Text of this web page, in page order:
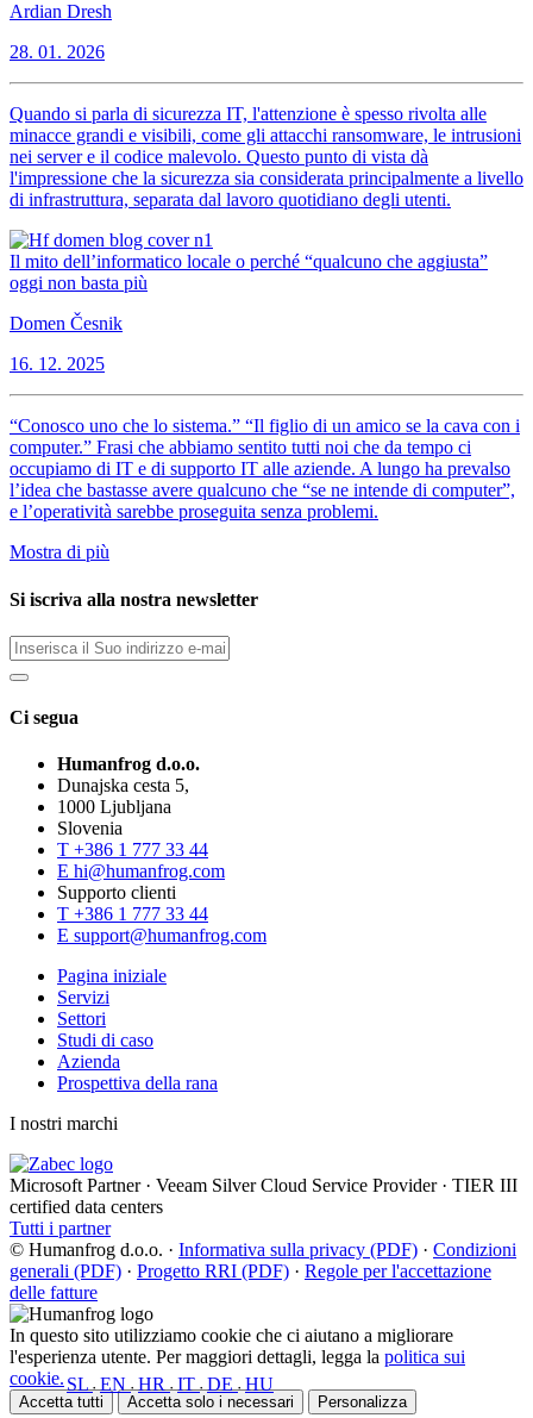
SL • EN • HR • IT • DE • HU
Ardian Dresh
28. 01. 2026
Quando si parla di sicurezza IT, l'attenzione è spesso rivolta alle
minacce grandi e visibili, come gli attacchi ransomware, le intrusioni
nei server e il codice malevolo. Questo punto di vista dà
l'impressione che la sicurezza sia considerata principalmente a livello
di infrastruttura, separata dal lavoro quotidiano degli utenti.
Il mito dell’informatico locale o perché “qualcuno che aggiusta”
oggi non basta più
Domen Česnik
16. 12. 2025
“Conosco uno che lo sistema.” “Il figlio di un amico se la cava con i
computer.” Frasi che abbiamo sentito tutti noi che da tempo ci
occupiamo di IT e di supporto IT alle aziende. A lungo ha prevalso
l’idea che bastasse avere qualcuno che “se ne intende di computer”,
e l’operatività sarebbe proseguita senza problemi.
Mostra di più
Si iscriva alla nostra newsletter
Ci segua
Humanfrog d.o.o.
Dunajska cesta 5,
1000 Ljubljana
Slovenia
T +386 1 777 33 44
E hi@humanfrog.com
Supporto clienti
T +386 1 777 33 44
E support@humanfrog.com
Pagina iniziale
Servizi
Settori
Studi di caso
Azienda
Prospettiva della rana
I nostri marchi
Microsoft Partner · Veeam Silver Cloud Service Provider · TIER III
certified data centers
Tutti i partner
© Humanfrog d.o.o. · Informativa sulla privacy (PDF) · Condizioni
generali (PDF) · Progetto RRI (PDF) · Regole per l'accettazione
delle fatture
In questo sito utilizziamo cookie che ci aiutano a migliorare
l'esperienza utente. Per maggiori dettagli, legga la politica sui
cookie.
Accetta tutti Accetta solo i necessari Personalizza